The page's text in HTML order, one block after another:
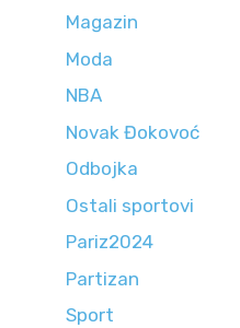
Magazin
Moda
NBA
Novak Đokovoć
Odbojka
Ostali sportovi
Pariz2024
Partizan
Sport